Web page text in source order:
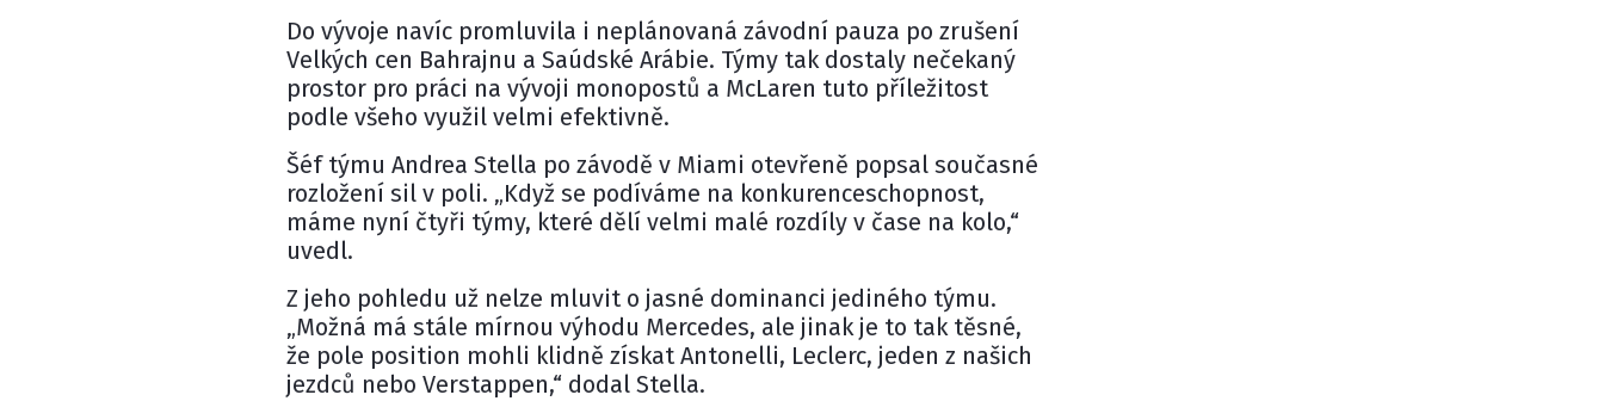
Do vývoje navíc promluvila i neplánovaná závodní pauza po zrušení
Velkých cen Bahrajnu a Saúdské Arábie. Týmy tak dostaly nečekaný
prostor pro práci na vývoji monopostů a McLaren tuto příležitost
podle všeho využil velmi efektivně.
Šéf týmu Andrea Stella po závodě v Miami otevřeně popsal současné
rozložení sil v poli. „Když se podíváme na konkurenceschopnost,
máme nyní čtyři týmy, které dělí velmi malé rozdíly v čase na kolo,“
uvedl.
Z jeho pohledu už nelze mluvit o jasné dominanci jediného týmu.
„Možná má stále mírnou výhodu Mercedes, ale jinak je to tak těsné,
že pole position mohli klidně získat Antonelli, Leclerc, jeden z našich
jezdců nebo Verstappen,“ dodal Stella.